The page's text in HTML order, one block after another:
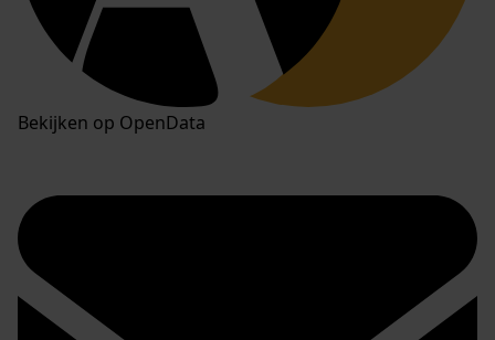
Bekijken op OpenData